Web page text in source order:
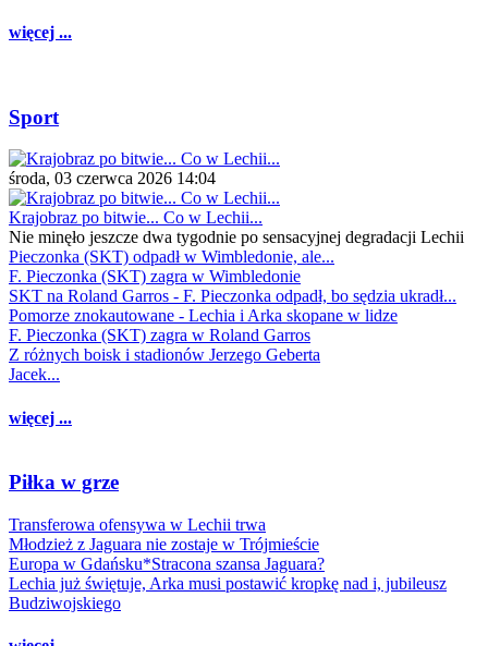
więcej ...
Sport
środa, 03 czerwca 2026 14:04
Krajobraz po bitwie... Co w Lechii...
Nie minęło jeszcze dwa tygodnie po sensacyjnej degradacji Lechii
Pieczonka (SKT) odpadł w Wimbledonie, ale...
F. Pieczonka (SKT) zagra w Wimbledonie
SKT na Roland Garros - F. Pieczonka odpadł, bo sędzia ukradł...
Pomorze znokautowane - Lechia i Arka skopane w lidze
F. Pieczonka (SKT) zagra w Roland Garros
Z różnych boisk i stadionów Jerzego Geberta
Jacek...
więcej ...
Piłka w grze
Transferowa ofensywa w Lechii trwa
Młodzież z Jaguara nie zostaje w Trójmieście
Europa w Gdańsku*Stracona szansa Jaguara?
Lechia już świętuje, Arka musi postawić kropkę nad i, jubileusz
Budziwojskiego